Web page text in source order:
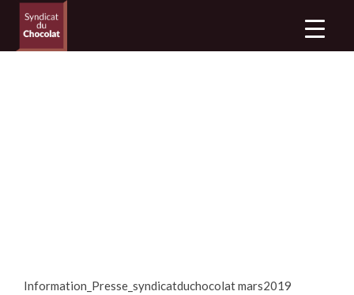
Information_Presse_syndicatduchocolat mars2019